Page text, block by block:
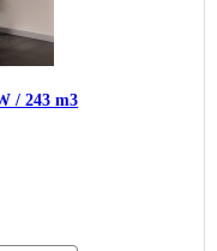
/ 243 m3